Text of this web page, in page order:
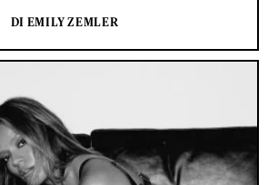
DI EMILY ZEMLER